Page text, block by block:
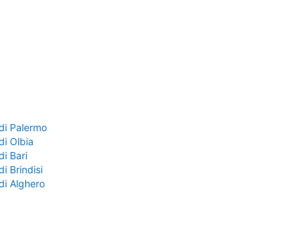
Palermo
Olbia
Bari
Brindisi
Alghero